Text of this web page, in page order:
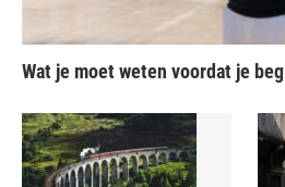
Wat je moet weten voordat je